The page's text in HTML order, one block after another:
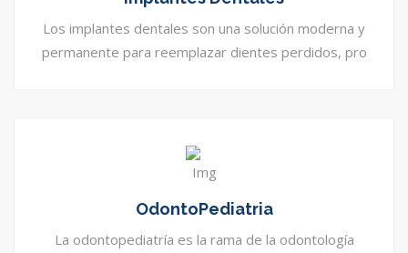
Los implantes dentales son una solución moderna y
permanente para reemplazar dientes perdidos, pro
OdontoPediatria
La odontopediatría es la rama de la odontología